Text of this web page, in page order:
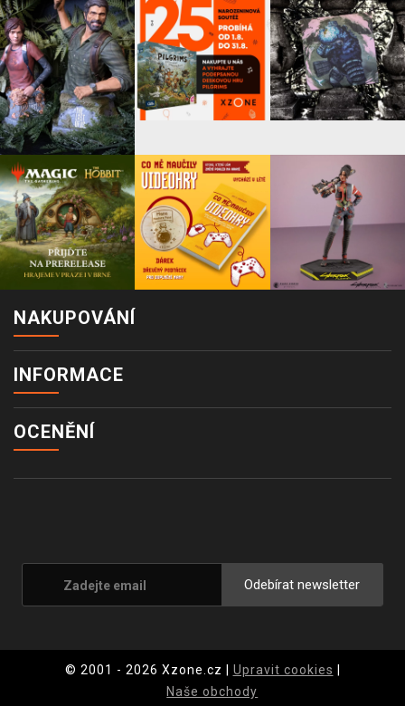
NAKUPOVÁNÍ
INFORMACE
OCENĚNÍ
Odebírat newsletter
© 2001 - 2026 Xzone.cz | Upravit cookies
Naše obchody